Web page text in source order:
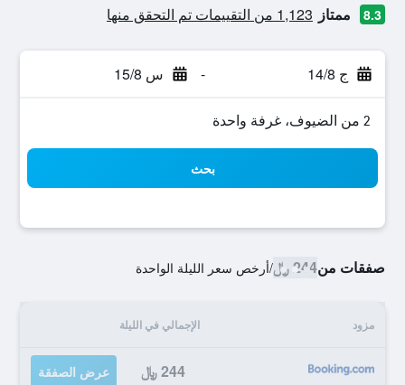
8.3 ممتاز 1,123 من التقييمات تم التحقق منها
ج 14/8 - س 15/8
2 من الضيوف، غرفة واحدة
بحث
صفقات من244 ﷼ /أرخص سعر الليلة الواحدة
مزود الإجمالي في الليلة
244 ﷼ عرض الصفقة